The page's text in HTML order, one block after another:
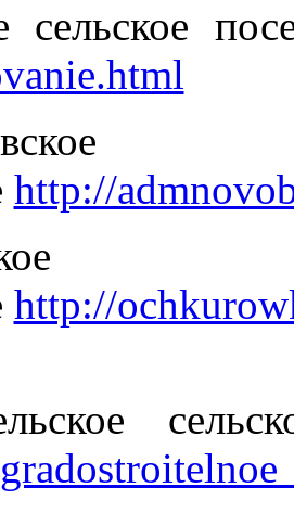
сельское
http://
http://